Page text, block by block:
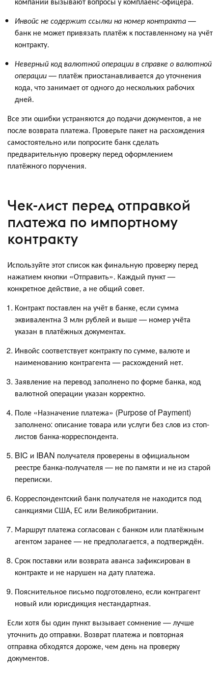
Инвойс не содержит ссылки на номер контракта—
банк не может привязать платёж к поставленному на учёт
контракту.
Неверный код валютной операции в справке о валютной
операции— платёж приостанавливается до уточнения
кода, что занимает от одного до нескольких рабочих
дней.
Все эти ошибки устраняются до подачи документов, а не
после возврата платежа. Проверьте пакет на расхождения
самостоятельно или попросите банк сделать
предварительную проверку перед оформлением
платёжного поручения.
Чек-лист перед отправкой
платежа по импортному
контракту
Используйте этот список как финальную проверку перед
нажатием кнопки «Отправить». Каждый пункт —
конкретное действие, а не общий совет.
Контракт поставлен на учёт в банке, если сумма
эквивалентна 3 млн рублей и выше — номер учёта
указан в платёжных документах.
Инвойс соответствует контракту по сумме, валюте и
наименованию контрагента — расхождений нет.
Заявление на перевод заполнено по форме банка, код
валютной операции указан корректно.
Поле «Назначение платежа» (Purpose of Payment)
заполнено: описание товара или услуги без слов из стоп-
листов банка-корреспондента.
BIC и IBAN получателя проверены в официальном
реестре банка-получателя — не по памяти и не из старой
переписки.
Корреспондентский банк получателя не находится под
санкциями США, ЕС или Великобритании.
Маршрут платежа согласован с банком или платёжным
агентом заранее — не предполагается, а подтверждён.
Срок поставки или возврата аванса зафиксирован в
контракте и не нарушен на дату платежа.
Пояснительное письмо подготовлено, если контрагент
новый или юрисдикция нестандартная.
Если хотя бы один пункт вызывает сомнение — лучше
уточнить до отправки. Возврат платежа и повторная
отправка обходятся дороже, чем день на проверку
документов.